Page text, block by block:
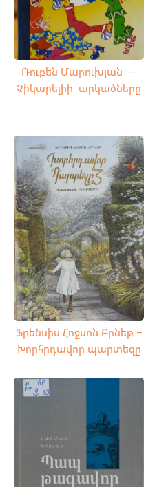
Ռուբեն Մարուխյան —
Չիկարելիի արկածները
Ֆրենսիս Հոջսոն Բրնեթ –
Խորհրդավոր պարտեզը